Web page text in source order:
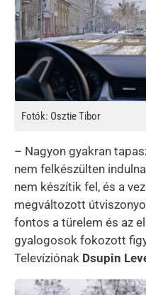
Fotók: Osztie Tibor
– Nagyon gyakran
nem felkészülten
nem készítik fel, és a
megváltozott
fontos a türelem és az
gyalogosok fokozott
Televíziónak Dsupin
Kép